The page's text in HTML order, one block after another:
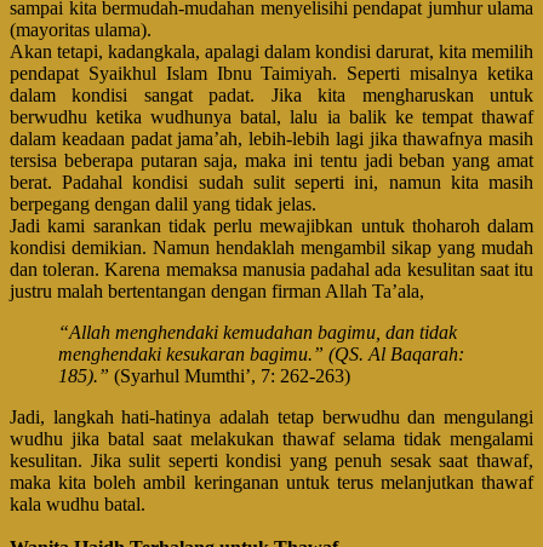
sampai kita bermudah-mudahan menyelisihi pendapat jumhur ulama
(mayoritas ulama).
Akan tetapi, kadangkala, apalagi dalam kondisi darurat, kita memilih
pendapat Syaikhul Islam Ibnu Taimiyah. Seperti misalnya ketika
dalam kondisi sangat padat. Jika kita mengharuskan untuk
berwudhu ketika wudhunya batal, lalu ia balik ke tempat thawaf
dalam keadaan padat jama’ah, lebih-lebih lagi jika thawafnya masih
tersisa beberapa putaran saja, maka ini tentu jadi beban yang amat
berat. Padahal kondisi sudah sulit seperti ini, namun kita masih
berpegang dengan dalil yang tidak jelas.
Jadi kami sarankan tidak perlu mewajibkan untuk thoharoh dalam
kondisi demikian. Namun hendaklah mengambil sikap yang mudah
dan toleran. Karena memaksa manusia padahal ada kesulitan saat itu
justru malah bertentangan dengan firman Allah Ta’ala,
“Allah menghendaki kemudahan bagimu, dan tidak
menghendaki kesukaran bagimu.” (QS. Al Baqarah:
185).” (Syarhul Mumthi’, 7: 262-263)
Jadi, langkah hati-hatinya adalah tetap berwudhu dan mengulangi
wudhu jika batal saat melakukan thawaf selama tidak mengalami
kesulitan. Jika sulit seperti kondisi yang penuh sesak saat thawaf,
maka kita boleh ambil keringanan untuk terus melanjutkan thawaf
kala wudhu batal.